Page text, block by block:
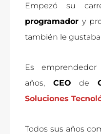
Empezó su
programador y
también le gustaba
Es
años, CEO de
Soluciones
Todos sus años